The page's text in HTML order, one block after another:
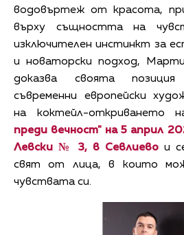
водовъртеж от красота,
върху същността на
изключителен инстинкт за
и новаторски подход,
доказва своята
съвременни европейски
на коктейл-откриването
преди вечност" на 5 април
Левски № 3, в Севлиево и
свят от лица, в които
чувствата си.